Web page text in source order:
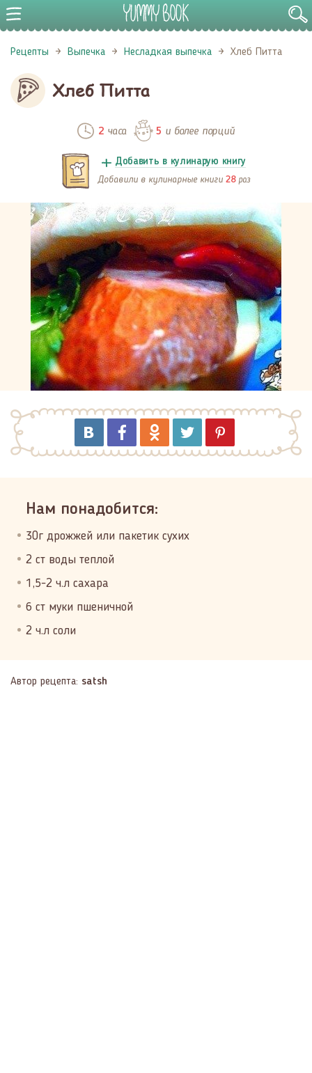
Рецепты Выпечка Несладкая выпечка Хлеб Питта
Хлеб Питта
2 часа 5 и более порций
Добавить в кулинарую книгу
Добавили в кулинарные книги 28 раз
Нам понадобится:
30г дрожжей или пакетик сухих
2 ст воды теплой
1,5-2 ч.л сахара
6 ст муки пшеничной
2 ч.л соли
Автор рецепта: satsh